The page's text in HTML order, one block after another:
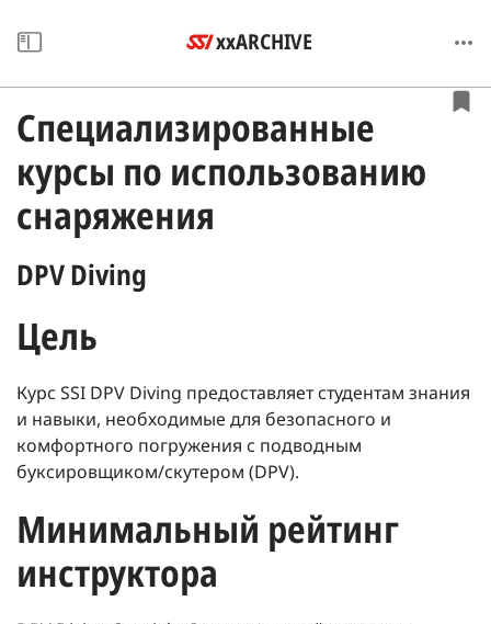
xxARCHIVE
Специализированные
курсы по использованию
снаряжения
DPV Diving
Цель
Курс SSI DPV Diving предоставляет студентам знания
и навыки, необходимые для безопасного и
комфортного погружения с подводным
буксировщиком/скутером (DPV).
Минимальный рейтинг
инструктора